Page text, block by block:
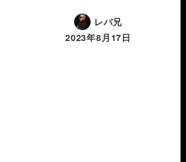
レバ兄
2023年8月17日